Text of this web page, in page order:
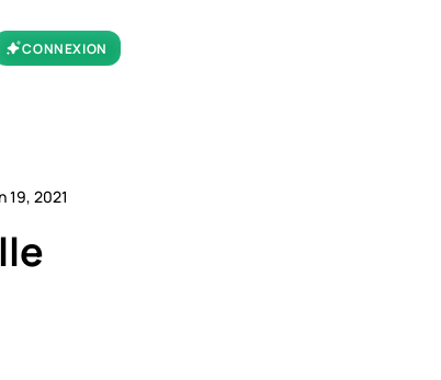
CONNEXION
19, 2021